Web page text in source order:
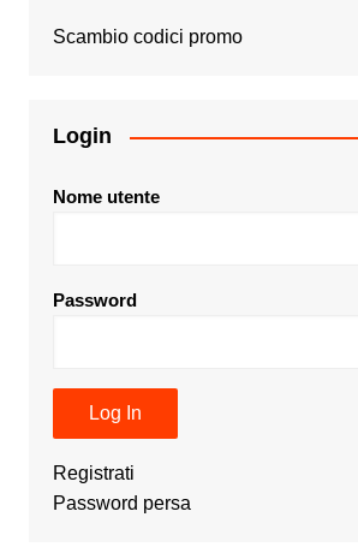
Scambio codici promo
Login
Nome utente
Password
Registrati
Password persa